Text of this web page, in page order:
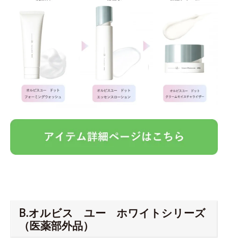
B.オルビス ユー ホワイトシリーズ
（医薬部外品）